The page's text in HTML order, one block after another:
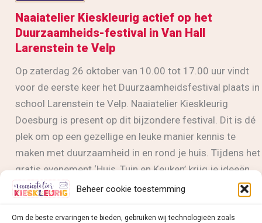
Beheer cookie toestemming
Om de beste ervaringen te bieden, gebruiken wij technologieën zoals
Naaiatelier Kieskleurig actief op het
Duurzaamheids-festival in Van Hall
Larenstein te Velp
Op zaterdag 26 oktober van 10.00 tot 17.00 uur vindt
voor de eerste keer het Duurzaamheidsfestival plaats in
school Larenstein te Velp. Naaiatelier Kieskleurig
Doesburg is present op dit bijzondere festival. Dit is dé
plek om op een gezellige en leuke manier kennis te
maken met duurzaamheid in en rond je huis. Tijdens het
gratis evenement ‘Huis, Tuin en Keuken’ krijg je ideeën
en volop inspiratie. Je kunt deelnemen aan workshops
en een grote informatiemarkt bezoeken.